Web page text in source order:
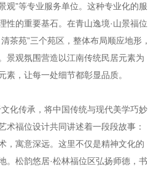
观”等专业服务单位。这种专业化的服
性的重要基石。在青山逸境·山景福位
茶苑”三个苑区，整体布局顺应地形，
景观氛围营造以江南传统民居元素为
，让每一处细节都彰显品质。
化传承，将中国传统与现代美学巧妙
术福位设计共同讲述着一段段故事：
，寓意深远。这里不仅是精神文化的
。松韵悠居·松林福位区弘扬师德，书